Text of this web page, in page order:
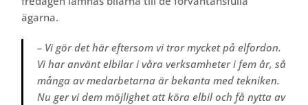
ägarna.
– Vi gör det här eftersom vi tror mycket på elfordon.
Vi har använt elbilar i våra verksamheter i fem år, så
många av medarbetarna är bekanta med tekniken.
Nu ger vi dem möjlighet att köra elbil och få nytta av